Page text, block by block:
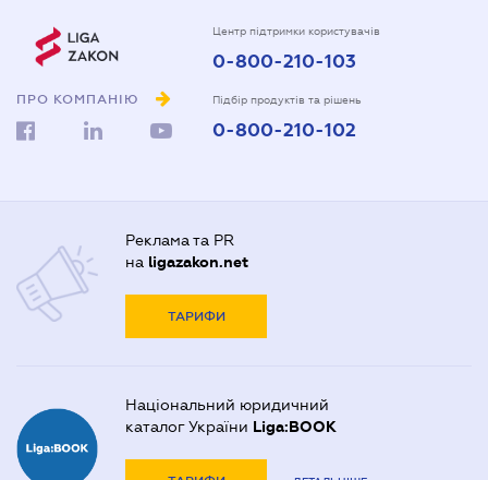
ПРО КОМПАНІЮ
Центр підтримки користувачів
0-800-210-103
Підбір продуктів та рішень
0-800-210-102
Реклама та PR
на ligazakon.net
ТАРИФИ
Національний юридичний
каталог України Liga:BOOK